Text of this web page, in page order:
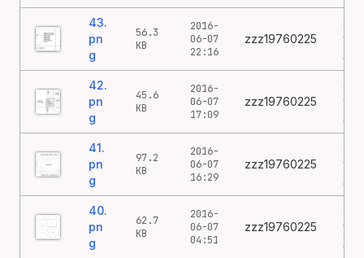
43.
pn
g
56.3
KB
2016-
06-07
22:16
zzz19760225
43
涂
鸦
42.
pn
g
45.6
KB
2016-
06-07
17:09
zzz19760225
42
涂
鸦
41.
pn
g
97.2
KB
2016-
06-07
16:29
zzz19760225
41
涂
鸦
40.
pn
g
62.7
KB
2016-
06-07
04:51
zzz19760225
40
涂
鸦